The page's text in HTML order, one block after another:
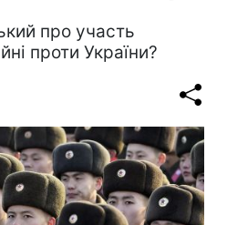
про участь
проти України?